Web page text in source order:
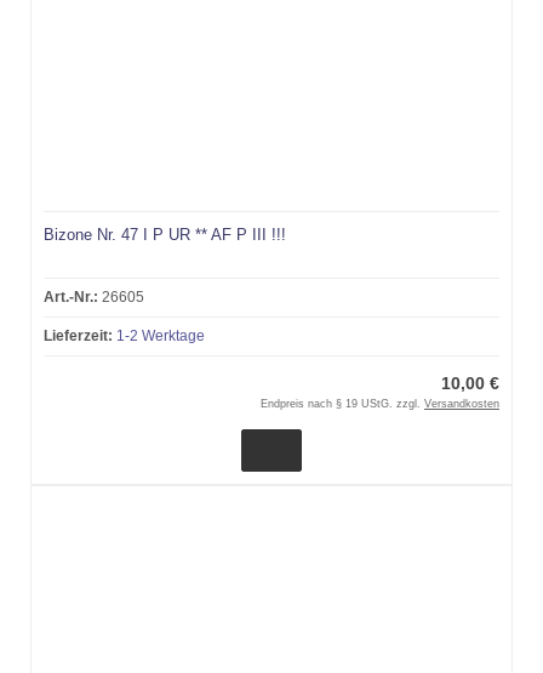
Bizone Nr. 47 I P UR ** AF P III !!!
Art.-Nr.: 26605
Lieferzeit: 1-2 Werktage
10,00 €
Endpreis nach § 19 UStG. zzgl. Versandkosten